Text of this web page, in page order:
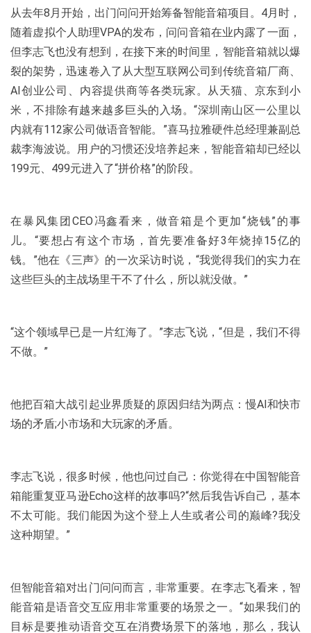
从去年8月开始，出门问问开始筹备智能音箱项目。4月时，
随着虚拟个人助理VPA的发布，问问音箱在业内露了一面，
但李志飞也没有想到，在接下来的时间里，智能音箱就以爆
裂的架势，迅速卷入了从大型互联网公司到传统音箱厂商、
AI创业公司、内容提供商等各类玩家。从天猫、京东到小
米，不排除有越来越多巨头的入场。“深圳南山区一公里以
内就有112家公司做语音智能。”喜马拉雅硬件总经理兼副总
裁李海波说。用户的习惯还没培养起来，智能音箱却已经以
199元、499元进入了“拼价格”的阶段。
在暴风集团CEO冯鑫看来，做音箱是个更加“烧钱”的事
儿。“要想占有这个市场，首先要准备好3年烧掉15亿的
钱。”他在《三声》的一次采访时说，“我觉得我们的实力在
这些巨头的主战场里干不了什么，所以就没做。”
“这个领域早已是一片红海了。”李志飞说，“但是，我们不得
不做。”
他把百箱大战引起业界质疑的原因归结为两点：慢AI和快市
场的矛盾;小市场和大玩家的矛盾。
李志飞说，很多时候，他也问过自己：你觉得在中国智能音
箱能重复亚马逊Echo这样的故事吗?“然后我告诉自己，基本
不太可能。我们能因为这个登上人生或者公司的巅峰?我没
这种期望。”
但智能音箱对出门问问而言，非常重要。在李志飞看来，智
能音箱是语音交互应用非常重要的场景之一。“如果我们的
目标是要推动语音交互在消费场景下的落地，那么，我认